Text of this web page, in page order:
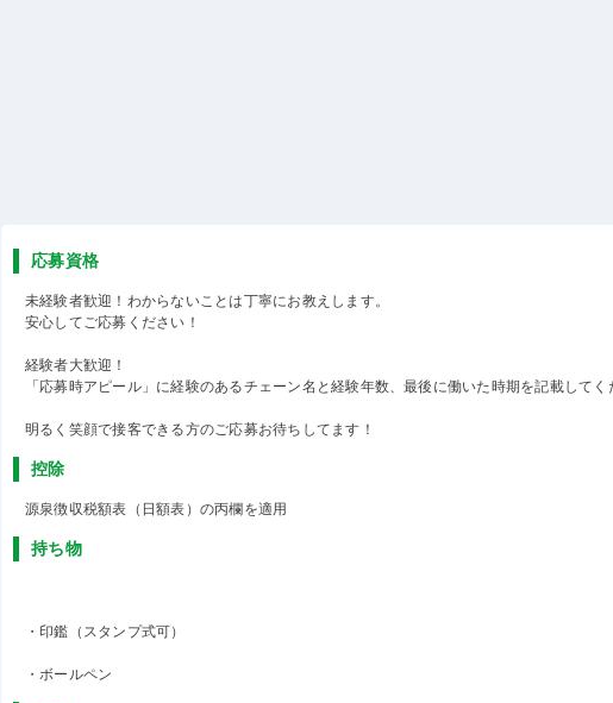
応募資格
未経験者歓迎！わからないことは丁寧にお教えします。
安心してご応募ください！
経験者大歓迎！
「応募時アピール」に経験のあるチェーン名と経験年数、最後に働いた時期を記載してく
明るく笑顔で接客できる方のご応募お待ちしてます！
控除
源泉徴収税額表（日額表）の丙欄を適用
持ち物
・印鑑（スタンプ式可）
・ボールペン